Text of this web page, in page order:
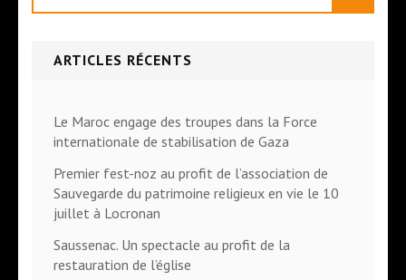
ARTICLES RÉCENTS
Le Maroc engage des troupes dans la Force
internationale de stabilisation de Gaza
Premier fest-noz au profit de l’association de
Sauvegarde du patrimoine religieux en vie le 10
juillet à Locronan
Saussenac. Un spectacle au profit de la
restauration de l’église